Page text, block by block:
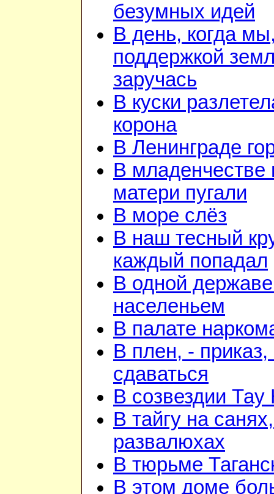
безумных идей
В день, когда
поддержкой
заручась
В куски
корона
В Ленинграде
В младенчестве
матери пугали
В море слёз
В наш тесный
каждый попадал
В одной
населеньем
В палате
В плен, - приказ,
сдаваться
В созвездии Тау
В тайгу на
развалюхах
В тюрьме
В этом доме